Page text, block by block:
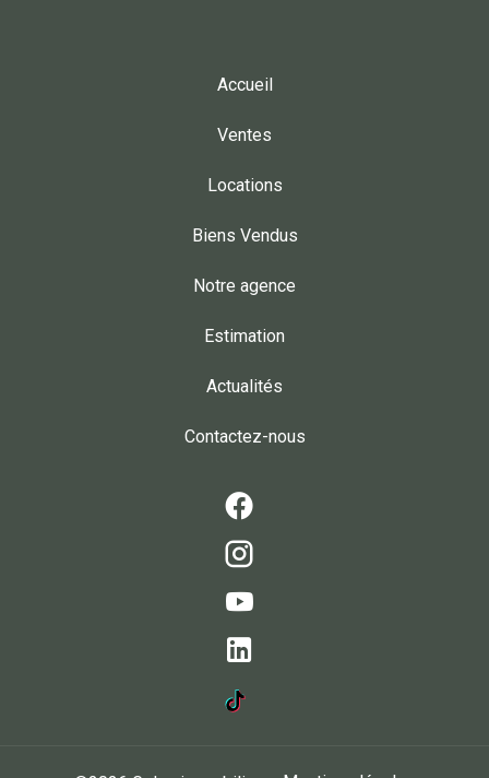
Accueil
Ventes
Locations
Biens Vendus
Notre agence
Estimation
Actualités
Contactez-nous